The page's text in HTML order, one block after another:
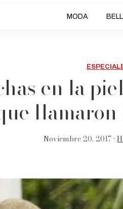
MODA
en la
llamaron
Noviembre 20, 2017 •